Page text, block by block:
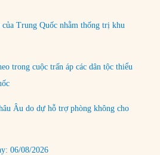
Trung Quốc nhằm thống trị khu
trong cuộc trấn áp các dân tộc thiểu
Âu do dự hỗ trợ phòng không cho
06/08/2026